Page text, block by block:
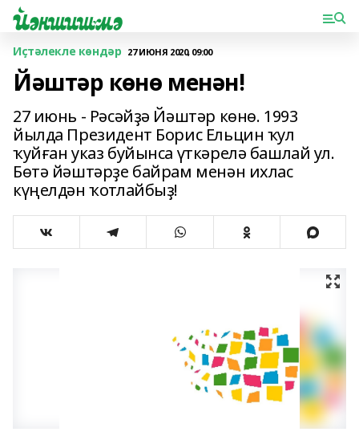
Иҫтәлекле көндәр 27 ИЮНЯ 2020, 09:00
Йәштәр көнө менән!
27 июнь - Рәсәйҙә Йәштәр көнө. 1993
йылда Президент Борис Ельцин ҡул
ҡуйған указ буйынса үткәрелә башлай ул.
Бөтә йәштәрҙе байрам менән ихлас
күңелдән ҡотлайбыҙ!